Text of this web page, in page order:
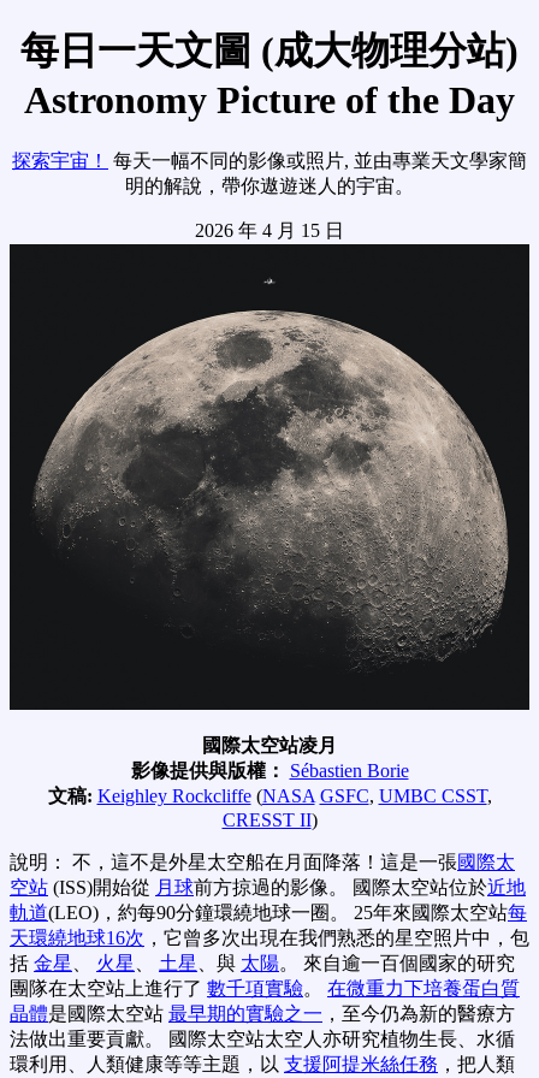
每日一天文圖 (成大物理分站)
Astronomy Picture of the Day
探索宇宙！
每天一幅不同的影像或照片, 並由專業天文學家簡
明的解說，帶你遨遊迷人的宇宙。
2026 年 4 月 15 日
國際太空站凌月
影像提供與版權： Sébastien Borie
文稿: Keighley Rockcliffe(NASA GSFC, UMBC CSST,
CRESST II)
說明： 不，這不是外星太空船在月面降落！這是一張國際太
空站 (ISS)開始從 月球前方掠過的影像。 國際太空站位於近地
軌道(LEO)，約每90分鐘環繞地球一圈。 25年來國際太空站每
天環繞地球16次 ，它曾多次出現在我們熟悉的星空照片中，包
括 金星 火星 土星 、與 太陽。 來自逾一百個國家的研究
團隊在太空站上進行了 數千項實驗。 在微重力下培養蛋白質
晶體是國際太空站 最早期的實驗之一 ，至今仍為新的醫療方
法做出重要貢獻。 國際太空站太空人亦研究植物生長、水循
環利用、人類健康等等主題，以 支援阿提米絲任務 ，把人類